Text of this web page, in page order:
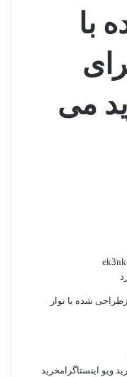
با
می
ویو اینستاگرامخرید